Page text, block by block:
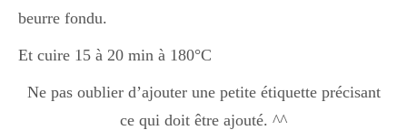
Boulette
beurre fondu.
Et cuire 15 à 20 min à 180°C
Ne pas oublier d’ajouter une petite étiquette précisant
ce qui doit être ajouté. ^^